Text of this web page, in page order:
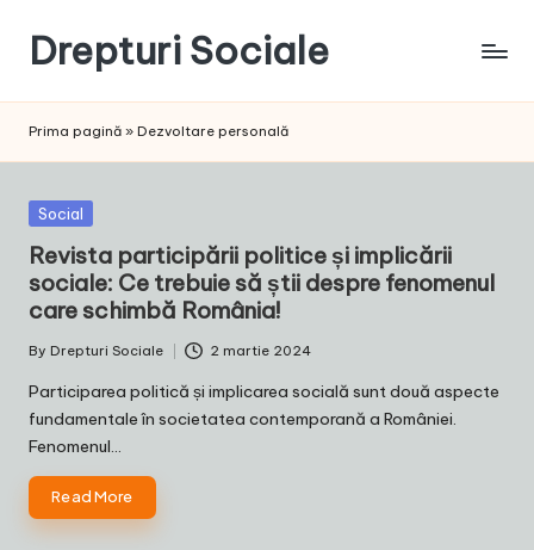
content
Drepturi Sociale
Sociale:
Ta,
Schimbarea
Noastră!
Prima pagină » Dezvoltare personală
Posted
Social
Revista participării politice și implicării
sociale: Ce trebuie să știi despre fenomenul
care schimbă România!
Posted
by
By Drepturi Sociale 2 martie 2024
Participarea politică și implicarea socială sunt două aspecte
fundamentale în societatea contemporană a României.
Fenomenul…
Read More